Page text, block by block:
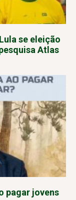
se eleição
Atlas
pagar jovens